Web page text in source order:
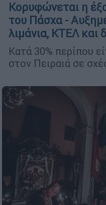
Κορυφώνεται η
του Πάσχα -
λιμάνια, ΚΤΕΛ και
Κατά 30% περίπου
στον Πειραιά σε